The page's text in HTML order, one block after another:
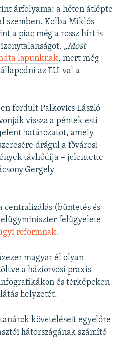
árfolyama: a héten átlépte
szemben. Kolba Miklós
a piac még a rossz hírt is
„Most
lapunknak, mert még
az EU-val a
fordult Palkovics László
vissza a péntek esti
határozatot, amely
drágul a fővárosi
távhődíja – jelentette
Gergely
centralizálás (büntetés és
felügyelete
reformnak.
magyar él olyan
a háziorvosi praxis –
és térképeken
helyzetét.
követeléseit egyelőre
hátországának számító